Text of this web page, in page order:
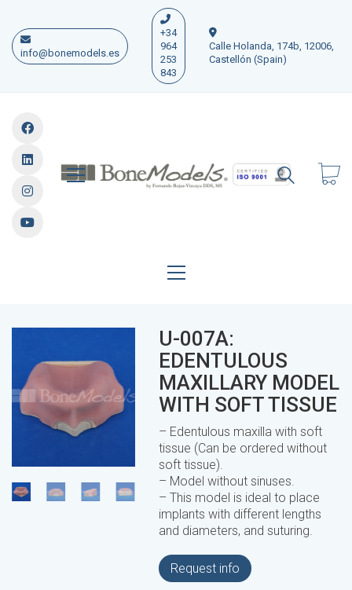
info@bonemodels.es
+34
964
253
843
Calle Holanda, 174b, 12006,
Castellón (Spain)
U-007A:
EDENTULOUS
MAXILLARY MODEL
WITH SOFT TISSUE
– Edentulous maxilla with soft
tissue (Can be ordered without
soft tissue).
– Model without sinuses.
– This model is ideal to place
implants with different lengths
and diameters, and suturing.
Request info